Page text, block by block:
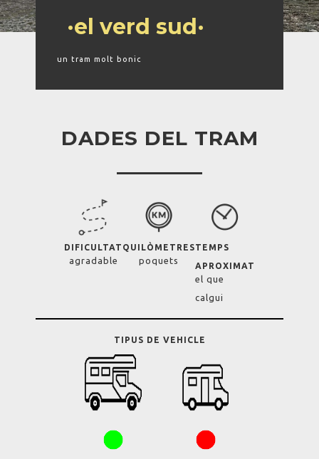
·el verd sud·
un tram molt bonic
DADES DEL TRAM
DIFICULTAT
agradable
QUILÒMETRES
poquets
TEMPS
APROXIMAT
el que
calgui
TIPUS DE VEHICLE